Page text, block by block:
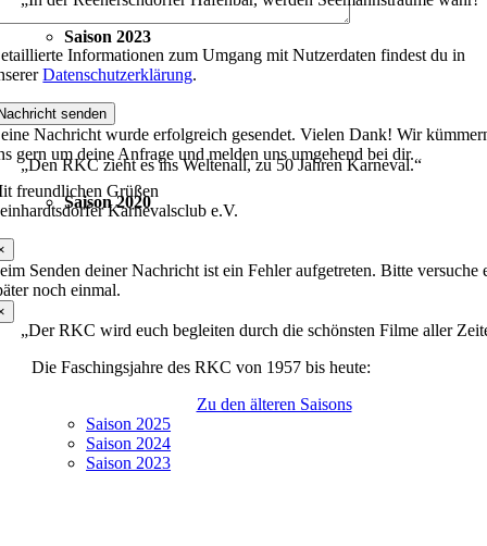
Saison 2023
„Den RKC zieht es ins Weltenall, zu 50 Jahren Karneval.“
Saison 2020
„Der RKC wird euch begleiten durch die schönsten Filme aller
Die Faschingsjahre des RKC von 1957 bis heute:
Zu den älteren Saisons
Saison 2025
Saison 2024
Saison 2023
Informationen zum Umgang mit Nutzerdaten findest du in
Datenschutzerklärung.
senden
Nachricht wurde erfolgreich gesendet. Vielen Dank! Wir
gern um deine Anfrage und melden uns umgehend bei dir.
freundlichen Grüßen
Karnevalsclub e.V.
Senden deiner Nachricht ist ein Fehler aufgetreten. Bitte versuche
noch einmal.